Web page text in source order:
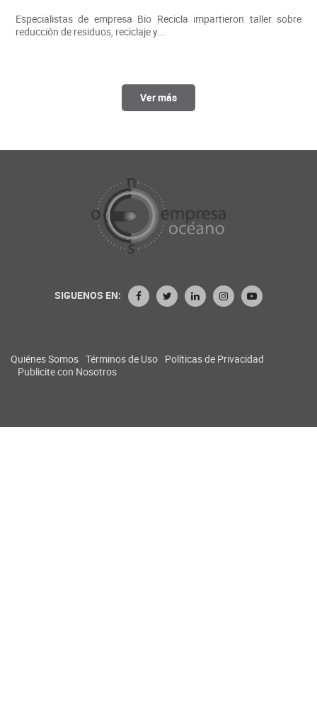
Especialistas de empresa Bio Recicla impartieron taller sobre
reducción de residuos, reciclaje y...
Ver más
SIGUENOS EN:
Quiénes Somos Términos de Uso Políticas de Privacidad
Publicite con Nosotros